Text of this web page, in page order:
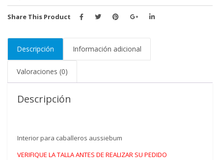
Share This Product
Descripción Información adicional
Valoraciones (0)
Descripción
Interior para caballeros aussiebum
VERIFIQUE LA TALLA ANTES DE REALIZAR SU PEDIDO